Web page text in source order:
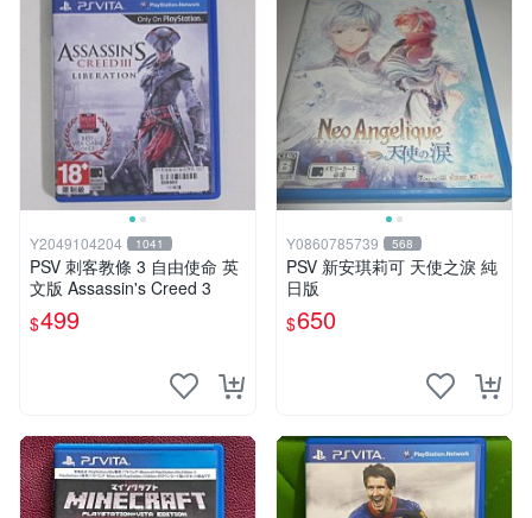
Y2049104204 1041
PSV 刺客教條 3 自由使命 英
文版 Assassin's Creed 3
$499
Y0860785739 568
PSV 新安琪莉可 天使之淚 純
日版
$650